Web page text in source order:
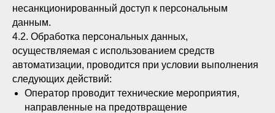
несанкционированный доступ к персональным
данным.
4.2. Обработка персональных данных,
осуществляемая с использованием средств
автоматизации, проводится при условии выполнения
следующих действий:
Оператор проводит технические мероприятия,
направленные на предотвращение